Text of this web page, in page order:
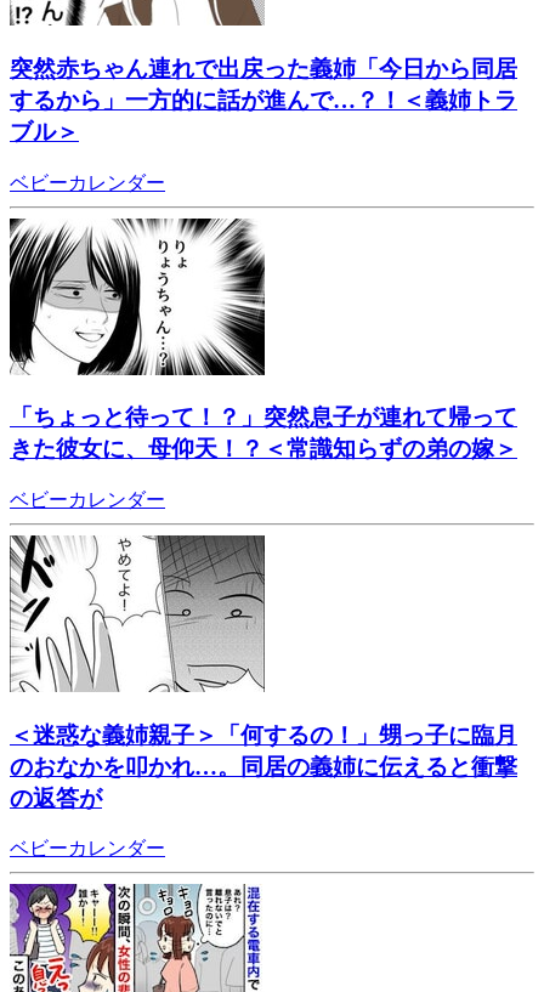
突然赤ちゃん連れで出戻った義姉「今日から同居
するから」一方的に話が進んで…？！＜義姉トラ
ブル＞
ベビーカレンダー
「ちょっと待って！？」突然息子が連れて帰って
きた彼女に、母仰天！？＜常識知らずの弟の嫁＞
ベビーカレンダー
＜迷惑な義姉親子＞「何するの！」甥っ子に臨月
のおなかを叩かれ…。同居の義姉に伝えると衝撃
の返答が
ベビーカレンダー